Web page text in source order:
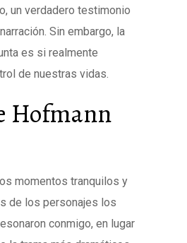
un verdadero testimonio
Sin embargo, la
es si realmente
de nuestras vidas.
Hofmann
momentos tranquilos y
de los personajes los
conmigo, en lugar